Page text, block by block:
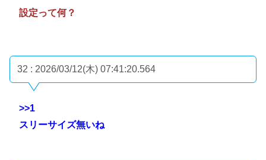
設定って何？
32 : 2026/03/12(木) 07:41:20.564
>>1
スリーサイズ無いね